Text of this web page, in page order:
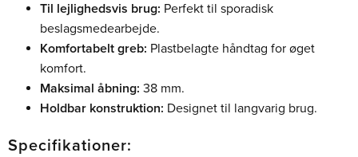
Til lejlighedsvis brug: Perfekt til sporadisk
beslagsmedearbejde.
Komfortabelt greb: Plastbelagte håndtag for øget
komfort.
Maksimal åbning: 38 mm.
Holdbar konstruktion: Designet til langvarig brug.
Specifikationer: